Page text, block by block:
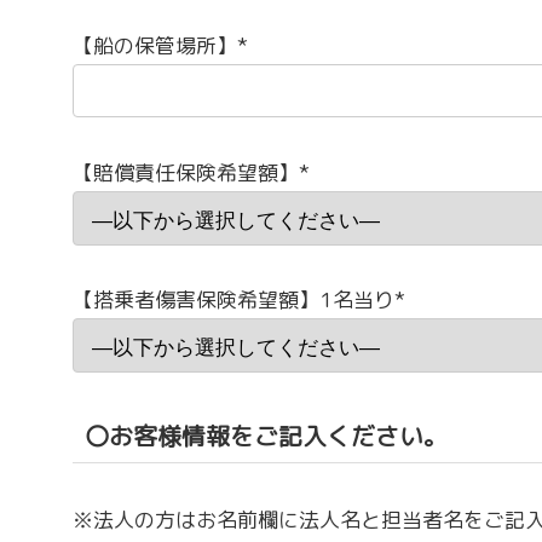
【船の保管場所】*
【賠償責任保険希望額】*
【搭乗者傷害保険希望額】1名当り*
〇お客様情報をご記入ください。
※法人の方はお名前欄に法人名と担当者名をご記入